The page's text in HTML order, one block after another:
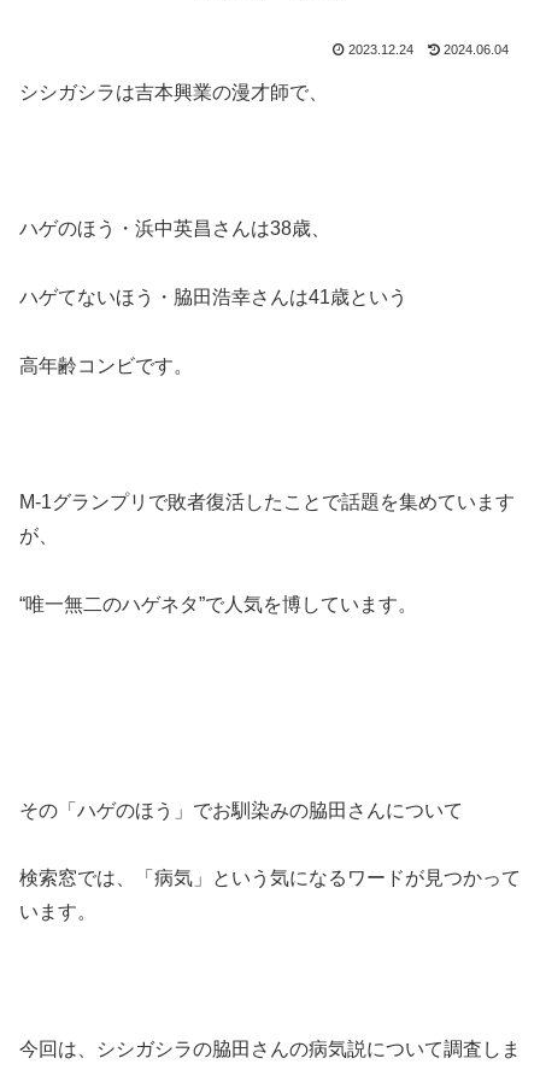
2023.12.24 2024.06.04
シシガシラは吉本興業の漫才師で、
ハゲのほう・浜中英昌さんは38歳、
ハゲてないほう・脇田浩幸さんは41歳という
高年齢コンビです。
M-1グランプリで敗者復活したことで話題を集めています
が、
“唯一無二のハゲネタ”で人気を博しています。
その「ハゲのほう」でお馴染みの脇田さんについて
検索窓では、「病気」という気になるワードが見つかって
います。
今回は、シシガシラの脇田さんの病気説について調査しま